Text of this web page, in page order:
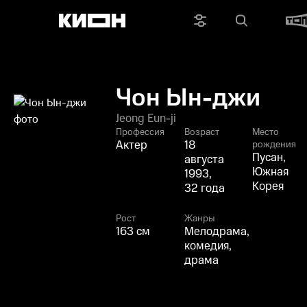
Чон Ын-джи
Jeong Eun-ji
Профессия
Актер
Возраст
18
августа
1993,
32 года
Место
рождения
Пусан,
Южная
Корея
Рост
163 см
Жанры
Мелодрама,
комедия,
драма